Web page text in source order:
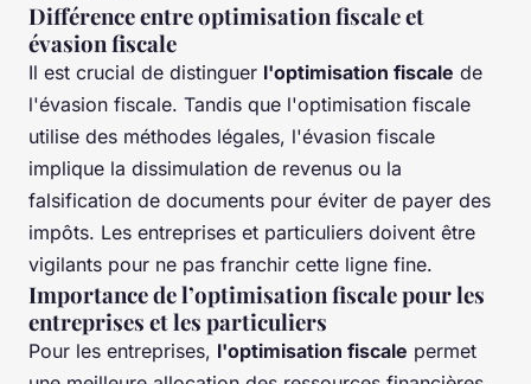
Différence entre optimisation fiscale et
évasion fiscale
Il est crucial de distinguer l'optimisation fiscale de
l'évasion fiscale. Tandis que l'optimisation fiscale
utilise des méthodes légales, l'évasion fiscale
implique la dissimulation de revenus ou la
falsification de documents pour éviter de payer des
impôts. Les entreprises et particuliers doivent être
vigilants pour ne pas franchir cette ligne fine.
Importance de l’optimisation fiscale pour les
entreprises et les particuliers
Pour les entreprises, l'optimisation fiscale permet